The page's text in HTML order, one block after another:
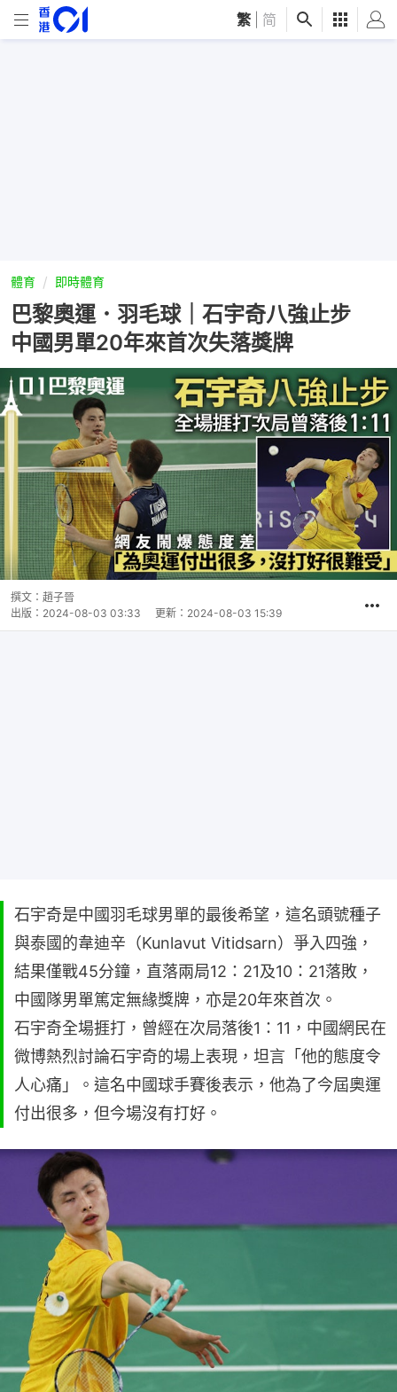
繁 简
體育 即時體育
巴黎奧運．羽毛球｜石宇奇八強止步
中國男單20年來首次失落獎牌
撰文： 趙子晉
出版： 2024-08-03 03:33 更新： 2024-08-03 15:39
石宇奇是中國羽毛球男單的最後希望，這名頭號種子
與泰國的韋迪辛（Kunlavut Vitidsarn）爭入四強，
結果僅戰45分鐘，直落兩局12：21及10：21落敗，
中國隊男單篤定無緣獎牌，亦是20年來首次。
石宇奇全場捱打，曾經在次局落後1：11，中國網民在
微博熱烈討論石宇奇的場上表現，坦言「他的態度令
人心痛」。這名中國球手賽後表示，他為了今屆奧運
付出很多，但今場沒有打好。